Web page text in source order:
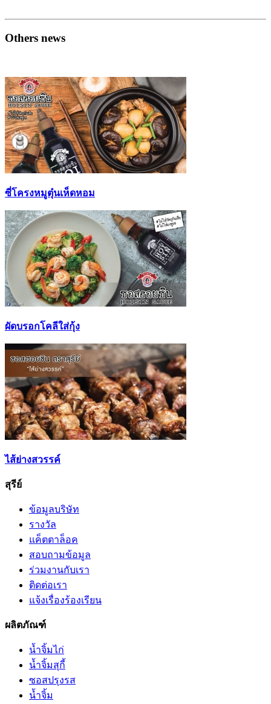
Others news
ซี่โครงหมูตุ๋นเห็ดหอม
ผัดบรอกโคลีใส่กุ้ง
ไส้ย่างสวรรค์
สุรีย์
ข้อมูลบริษัท
รางวัล
แค็ตตาล็อค
สอบถามข้อมูล
ร่วมงานกับเรา
ติดต่อเรา
แจ้งเรื่องร้องเรียน
ผลิตภัณฑ์
น้ำจิ้มไก่
น้ำจิ้มสุกี้
ซอสปรุงรส
น้ำจิ้ม